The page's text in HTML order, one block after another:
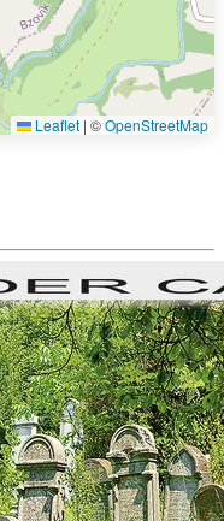
Leaflet | ©OpenStreetMap